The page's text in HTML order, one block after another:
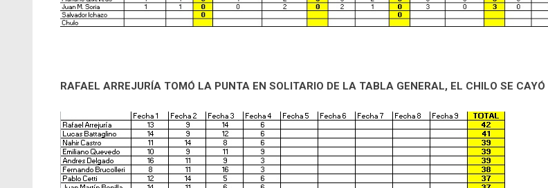
RAFAEL ARREJURÍA TOMÓ LA PUNTA EN SOLITARIO DE LA TABLA GENERAL, EL CHILO SE